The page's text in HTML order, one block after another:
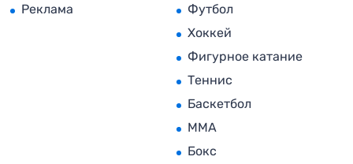
Реклама
Футбол
Хоккей
Фигурное катание
Теннис
Баскетбол
MMA
Бокс